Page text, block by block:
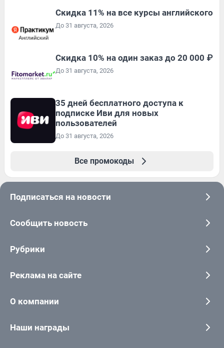
Скидка 11% на все курсы английского
До 31 августа, 2026
Скидка 10% на один заказ до 20 000 ₽
До 31 августа, 2026
35 дней бесплатного доступа к
подписке Иви для новых
пользователей
До 31 августа, 2026
Все промокоды
Подписаться на новости
Сообщить новость
Рубрики
Реклама на сайте
О компании
Наши награды